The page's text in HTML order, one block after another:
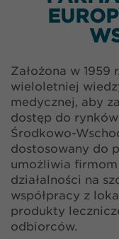
Założona w
wieloletniej
medycznej, aby
dostęp do
Środkowo-
dostosowany do
umożliwia
działalności na
współpracy z
produkty
odbiorców.